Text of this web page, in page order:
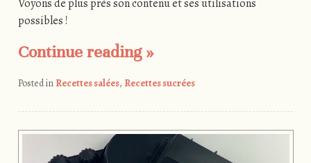
Voyons de plus près son contenu et ses utilisations
possibles !
Continue reading »
Posted in Recettes salées, Recettes sucrées